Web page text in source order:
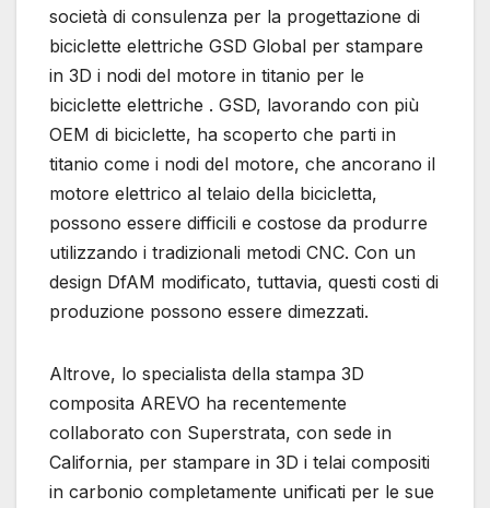
società di consulenza per la progettazione di
biciclette elettriche GSD Global per stampare
in 3D i nodi del motore in titanio per le
biciclette elettriche . GSD, lavorando con più
OEM di biciclette, ha scoperto che parti in
titanio come i nodi del motore, che ancorano il
motore elettrico al telaio della bicicletta,
possono essere difficili e costose da produrre
utilizzando i tradizionali metodi CNC. Con un
design DfAM modificato, tuttavia, questi costi di
produzione possono essere dimezzati.
Altrove, lo specialista della stampa 3D
composita AREVO ha recentemente
collaborato con Superstrata, con sede in
California, per stampare in 3D i telai compositi
in carbonio completamente unificati per le sue